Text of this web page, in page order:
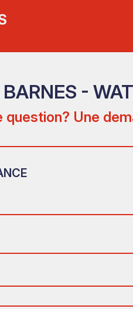
BARNES -
question? Une